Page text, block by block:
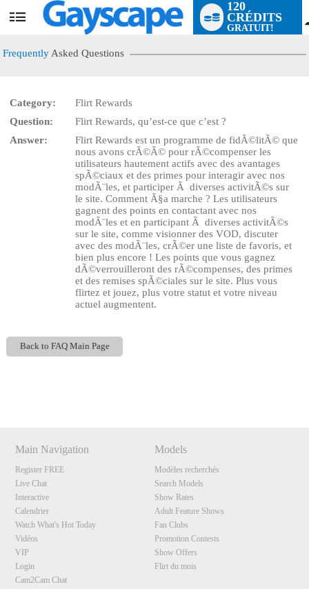
User
120
CRÉDITS
GRATUIT!
Frequently Asked Questions
Category:
Flirt Rewards
Question:
Flirt Rewards, qu’est-ce que c’est ?
Answer:
Flirt Rewards est un programme de fidÃ©litÃ© que
nous avons crÃ©Ã© pour rÃ©compenser les
utilisateurs hautement actifs avec des avantages
spÃ©ciaux et des primes pour interagir avec nos
modÃ¨les, et participer Ã diverses activitÃ©s sur
le site. Comment Ã§a marche ? Les utilisateurs
gagnent des points en contactant avec nos
modÃ¨les et en participant Ã diverses activitÃ©s
sur le site, comme visionner des VOD, discuter
avec des modÃ¨les, crÃ©er une liste de favoris, et
bien plus encore ! Les points que vous gagnez
dÃ©verrouilleront des rÃ©compenses, des primes
et des remises spÃ©ciales sur le site. Plus vous
flirtez et jouez, plus votre statut et votre niveau
actuel augmentent.
Back to FAQ Main Page
Main Navigation
Register FREE
Live Chat
Interactive
Calendrier
Watch What's Hot Today
Vidéos
VIP
Login
Cam2Cam Chat
Models
Modèles recherchés
Search Models
Show Rates
Adult Feature Shows
Fan Clubs
Promotion Contests
Show Offers
Flirt du mois
LIMITED TIME OFFER!
120
F
R
E
E
C
R
E
DI
T
S